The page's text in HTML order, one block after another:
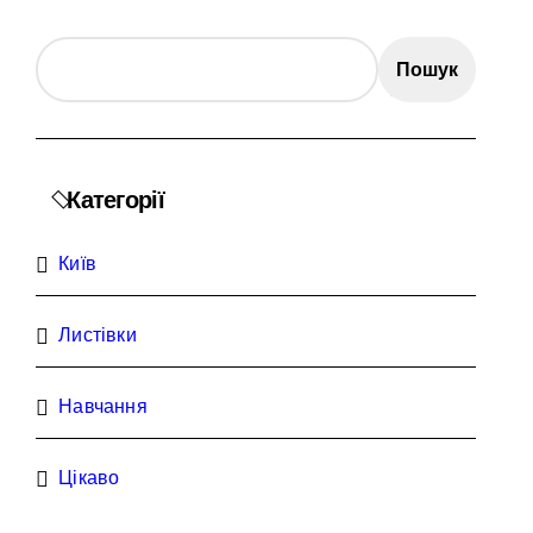
і процедура подачі документів
материнства для іноземців
огляд antap.com.ua
СБУ
Пошук
Категорії
Київ
Листівки
Навчання
Цікаво